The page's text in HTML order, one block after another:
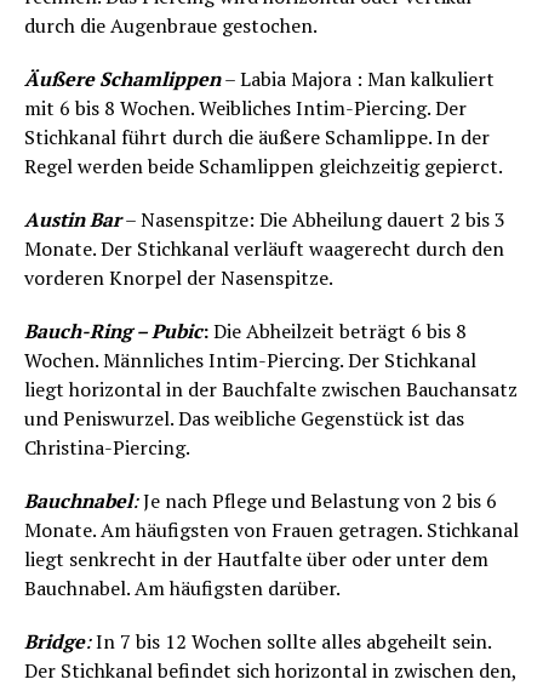
durch die Augenbraue gestochen.
Äußere Schamlippen– Labia Majora : Man kalkuliert
mit 6 bis 8 Wochen. Weibliches Intim-Piercing. Der
Stichkanal führt durch die äußere Schamlippe. In der
Regel werden beide Schamlippen gleichzeitig gepierct.
Austin Bar– Nasenspitze: Die Abheilung dauert 2 bis 3
Monate. Der Stichkanal verläuft waagerecht durch den
vorderen Knorpel der Nasenspitze.
Bauch-Ring – Pubic:Die Abheilzeit beträgt 6 bis 8
Wochen. Männliches Intim-Piercing. Der Stichkanal
liegt horizontal in der Bauchfalte zwischen Bauchansatz
und Peniswurzel. Das weibliche Gegenstück ist das
Christina-Piercing.
Bauchnabel:Je nach Pflege und Belastung von 2 bis 6
Monate. Am häufigsten von Frauen getragen. Stichkanal
liegt senkrecht in der Hautfalte über oder unter dem
Bauchnabel. Am häufigsten darüber.
Bridge:In 7 bis 12 Wochen sollte alles abgeheilt sein.
Der Stichkanal befindet sich horizontal in zwischen den,